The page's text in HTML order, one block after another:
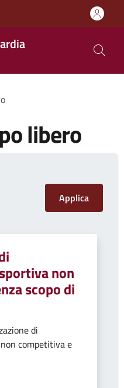
libero
non
scopo di
di
competitiva e